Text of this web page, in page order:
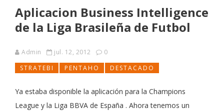
Aplicacion Business Intelligence
de la Liga Brasileña de Futbol
Admin jul. 12, 2012
0
STRATEBI
PENTAHO DESTACADO
Ya estaba disponible la aplicación para la Champions
League y la Liga BBVA de España . Ahora tenemos un